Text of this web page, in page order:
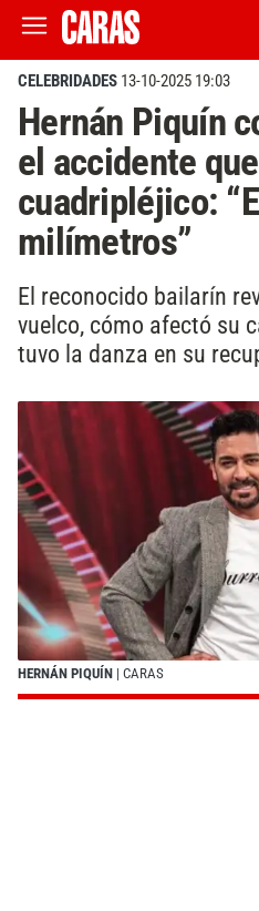
CELEBRIDADES 13-10-2025 19:03
Hernán Piquín
el accidente
cuadripléjico:
milímetros”
El reconocido bailarín
vuelco, cómo afectó su
tuvo la danza en su
HERNÁN PIQUÍN | CARAS